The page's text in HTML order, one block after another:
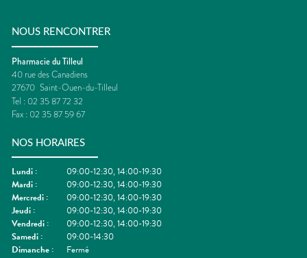
NOUS RENCONTRER
Pharmacie du Tilleul
40 rue des Canadiens
27670 Saint-Ouen-du-Tilleul
Tel : 02 35 87 72 32
Fax : 02 35 87 59 67
NOS HORAIRES
Lundi :
09:00-12:30, 14:00-19:30
Mardi :
09:00-12:30, 14:00-19:30
Mercredi :
09:00-12:30, 14:00-19:30
Jeudi :
09:00-12:30, 14:00-19:30
Vendredi :
09:00-12:30, 14:00-19:30
Samedi :
09:00-14:30
Dimanche : Fermé